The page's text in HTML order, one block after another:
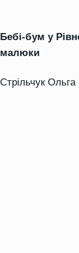
Бебі-бум у
малюки
Стрільчук Ольга